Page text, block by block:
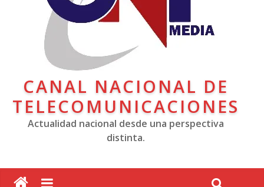
CANAL NACIONAL DE
TELECOMUNICACIONES
Actualidad nacional desde una perspectiva
distinta.